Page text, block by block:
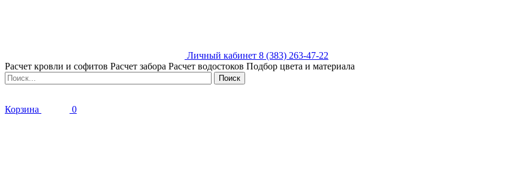
Личный кабинет 8 (383) 263-47-22
Расчет кровли и софитов Расчет забора Расчет водостоков Подбор цвета и материала
Корзина 0